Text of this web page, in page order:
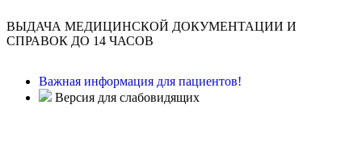
ВЫДАЧА МЕДИЦИНСКОЙ ДОКУМЕНТАЦИИ И
СПРАВОК ДО 14 ЧАСОВ
Важная информация для пациентов!
Версия для слабовидящих